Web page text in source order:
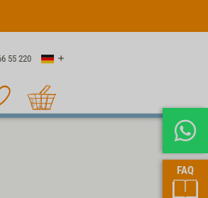
FAQ
55 220 Land